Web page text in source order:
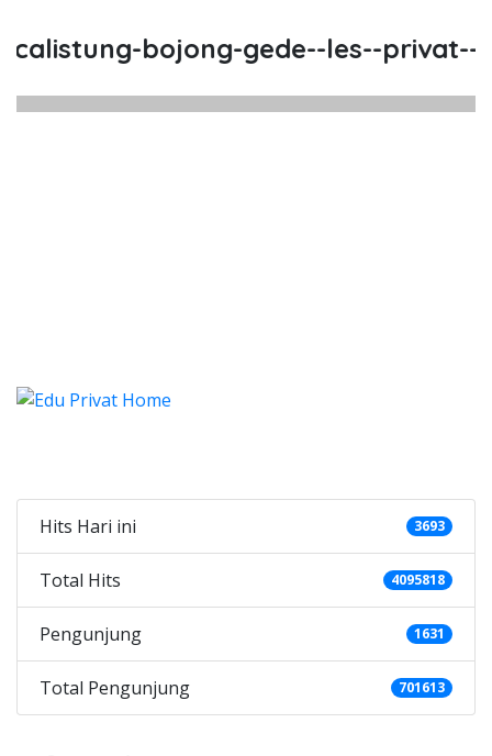
bojong-gede--les--privat--
Hits Hari ini 3693
Total Hits 4095818
Pengunjung 1631
Total Pengunjung 701613